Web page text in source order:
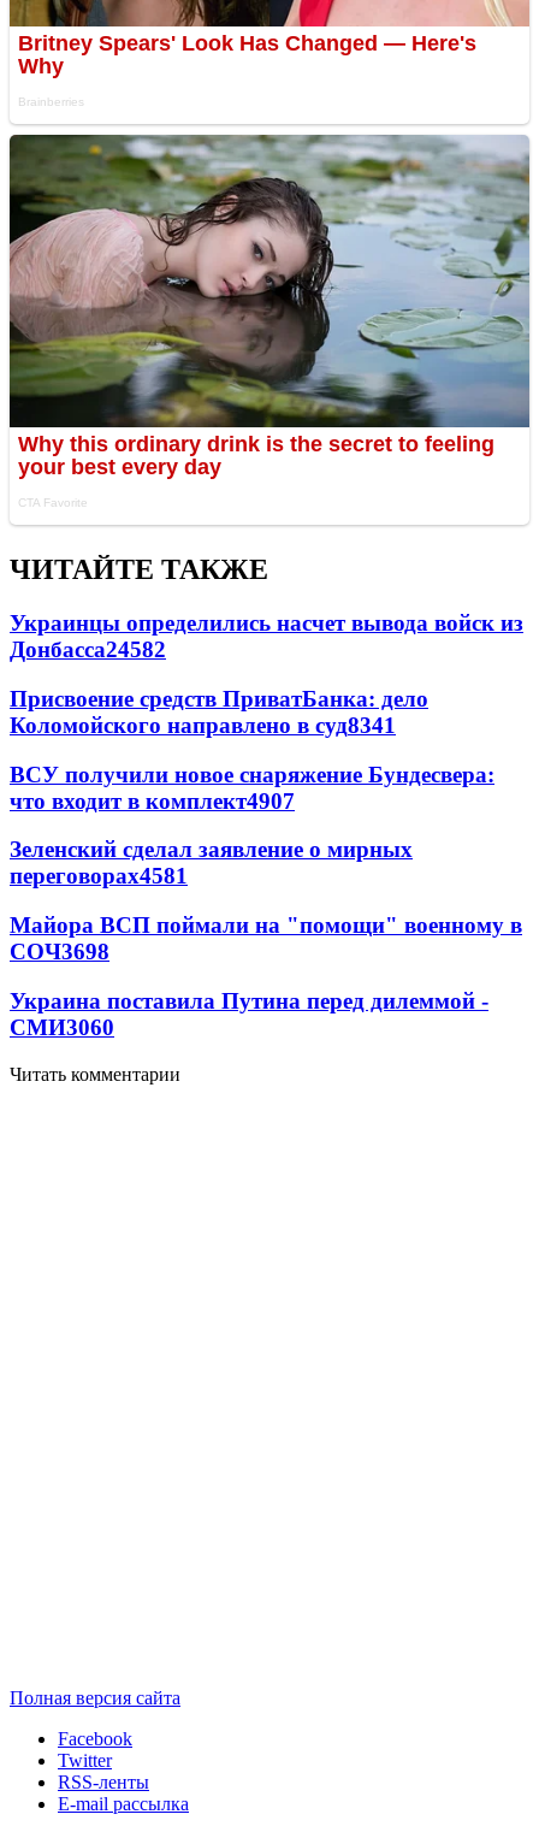
ЧИТАЙТЕ ТАКЖЕ
Украинцы определились насчет вывода войск из
Донбасса24582
Присвоение средств ПриватБанка: дело
Коломойского направлено в суд8341
ВСУ получили новое снаряжение Бундесвера:
что входит в комплект4907
Зеленский сделал заявление о мирных
переговорах4581
Майора ВСП поймали на "помощи" военному в
СОЧ3698
Украина поставила Путина перед дилеммой -
СМИ3060
Читать комментарии
Полная версия сайта
Facebook
Twitter
RSS-ленты
E-mail рассылка